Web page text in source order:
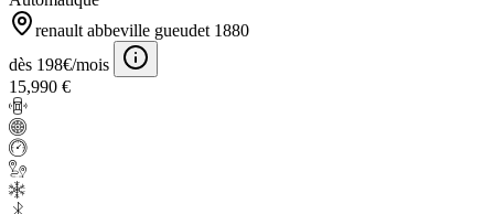
renault abbeville gueudet 1880
dès 198€/mois
15,990 €